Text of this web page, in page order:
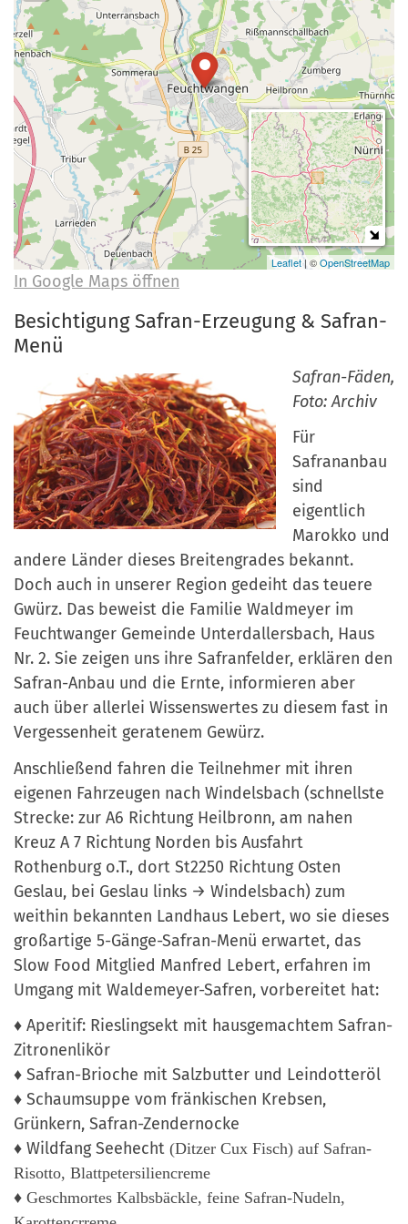
a
n
d
r
-
A
n
m
e
l
d
u
n
g
Leaflet| ©OpenStreetMap
In Google Maps öffnen
Besichtigung Safran-Erzeugung & Safran-
Menü
Safran-Fäden,
Foto: Archiv
Für
Safrananbau
sind
eigentlich
Marokko und
andere Länder dieses Breitengrades bekannt.
Doch auch in unserer Region gedeiht das teuere
Gwürz. Das beweist die Familie Waldmeyer im
Feuchtwanger Gemeinde Unterdallersbach, Haus
Nr. 2. Sie zeigen uns ihre Safranfelder, erklären den
Safran-Anbau und die Ernte, informieren aber
auch über allerlei Wissenswertes zu diesem fast in
Vergessenheit geratenem Gewürz.
Anschließend fahren die Teilnehmer mit ihren
eigenen Fahrzeugen nach Windelsbach (schnellste
Strecke: zur A6 Richtung Heilbronn, am nahen
Kreuz A 7 Richtung Norden bis Ausfahrt
Rothenburg o.T., dort St2250 Richtung Osten
Geslau, bei Geslau links → Windelsbach) zum
weithin bekannten Landhaus Lebert, wo sie dieses
großartige 5-Gänge-Safran-Menü erwartet, das
Slow Food Mitglied Manfred Lebert, erfahren im
Umgang mit Waldemeyer-Safren, vorbereitet hat:
♦ Aperitif: Rieslingsekt mit hausgemachtem Safran-
Zitronenlikör
♦ Safran-Brioche mit Salzbutter und Leindotteröl
♦ Schaumsuppe vom fränkischen Krebsen,
Grünkern, Safran-Zendernocke
♦ Wildfang Seehecht (Ditzer Cux Fisch) auf Safran-
Risotto, Blattpetersiliencreme
♦ Geschmortes Kalbsbäckle, feine Safran-Nudeln,